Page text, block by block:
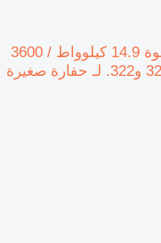
المحرك Kubota محرك كوبوتا D722 بقوة 14.9 كيلوواط / 3600
دورة في الدقيقة، متوافق مع بوبكات 320 و322. لـ حفارة صغيرة